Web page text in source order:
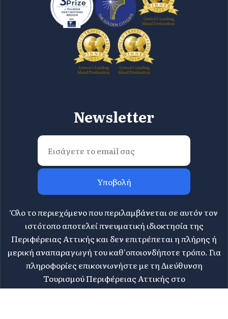
Newsletter
Υποβολή
Όλο το περιεχόμενο που περιλαμβάνεται σε αυτόν τον
ιστότοπο αποτελεί πνευματική ιδιοκτησία της
Περιφέρειας Αττικής και δεν επιτρέπεται η πλήρης ή
μερική αναπαραγωγή του καθ'οποιονδήποτε τρόπο. Για
πληροφορίες επικοινωνήστε με τη Διεύθυνση
Τουρισμού Περιφέρειας Αττικής στο
tourismos@patt.gov.gr